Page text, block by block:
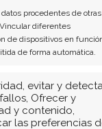
procedentes de otras
diferentes
de dispositivos en
de forma automática.
evitar y
Ofrecer y
y contenido,
las preferencias